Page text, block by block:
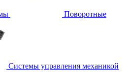
Поворотные
Системы управления механикой